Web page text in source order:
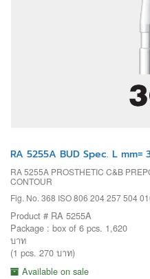
RA 5255A BUD Spec. L mm=
RA 5255A PROSTHETIC C&B
CONTOUR
Fig. No. 368 ISO 806 204 257 504
Product # RA 5255A
Package : box of 6 pcs. 1,620
บาท
(1 pcs. 270 บาท)
Available on sale